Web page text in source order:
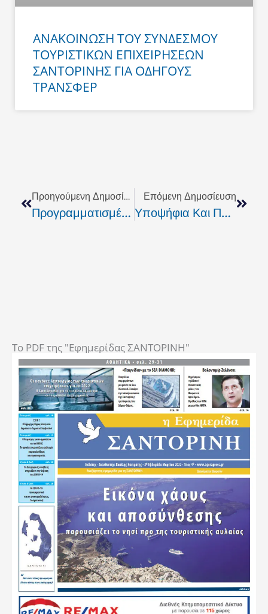
ΑΝΑΚΟΙΝΩΣΗ ΤΟΥ ΣΥΝΔΕΣΜΟΥ
ΤΟΥΡΙΣΤΙΚΩΝ ΕΠΙΧΕΙΡΗΣΕΩΝ
ΣΑΝΤΟΡΙΝΗΣ ΓΙΑ ΟΔΗΓΟΥΣ
ΤΡΑΝΣΦΕΡ
Προηγούμενη Δημοσίευση
Προγραμματισμένη Διακοπή Ρεύματος Από Τον ΔΕΔΔΗΕ (26 – 27 Ιουνίου)
Επόμενη Δημοσίευση
Υποψήφια Και Πάλι Με Τον Γιώργο Χατζημάρκο Η Χαρούλα Γιασιράνη
To PDF της "Εφημερίδας ΣΑΝΤΟΡΙΝΗ"